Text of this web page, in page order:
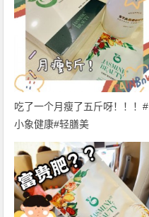
吃了一个月瘦了五斤呀！！！#
小象健康#轻膳美